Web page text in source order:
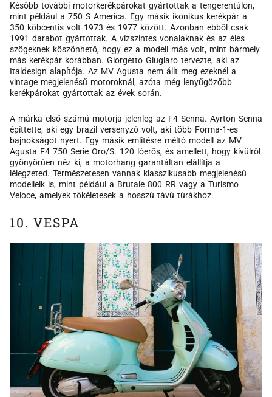
Később további motorkerékpárokat gyártottak a tengerentúlon,
mint például a 750 S America. Egy másik ikonikus kerékpár a
350 köbcentis volt 1973 és 1977 között. Azonban ebből csak
1991 darabot gyártottak. A vízszintes vonalaknak és az éles
szögeknek köszönhető, hogy ez a modell más volt, mint bármely
más kerékpár korábban. Giorgetto Giugiaro tervezte, aki az
Italdesign alapítója. Az MV Agusta nem állt meg ezeknél a
vintage megjelenésű motoroknál, azóta még lenyűgözőbb
kerékpárokat gyártottak az évek során.
A márka első számú motorja jelenleg az F4 Senna. Ayrton Senna
építtette, aki egy brazil versenyző volt, aki több Forma-1-es
bajnokságot nyert. Egy másik említésre méltó modell az MV
Agusta F4 750 Serie Oro/S. 120 lóerős, és amellett, hogy kívülről
gyönyörűen néz ki, a motorhang garantáltan elállítja a
lélegzeted. Természetesen vannak klasszikusabb megjelenésű
modelleik is, mint például a Brutale 800 RR vagy a Turismo
Veloce, amelyek tökéletesek a hosszú távú túrákhoz.
10. VESPA